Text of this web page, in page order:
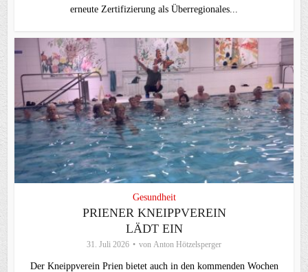
erneute Zertifizierung als Überregionales...
Gesundheit
PRIENER KNEIPPVEREIN
LÄDT EIN
31. Juli 2026 von Anton Hötzelsperger
Der Kneippverein Prien bietet auch in den kommenden Wochen